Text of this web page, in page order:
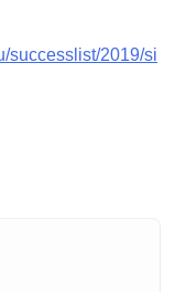
successlist/2019/si